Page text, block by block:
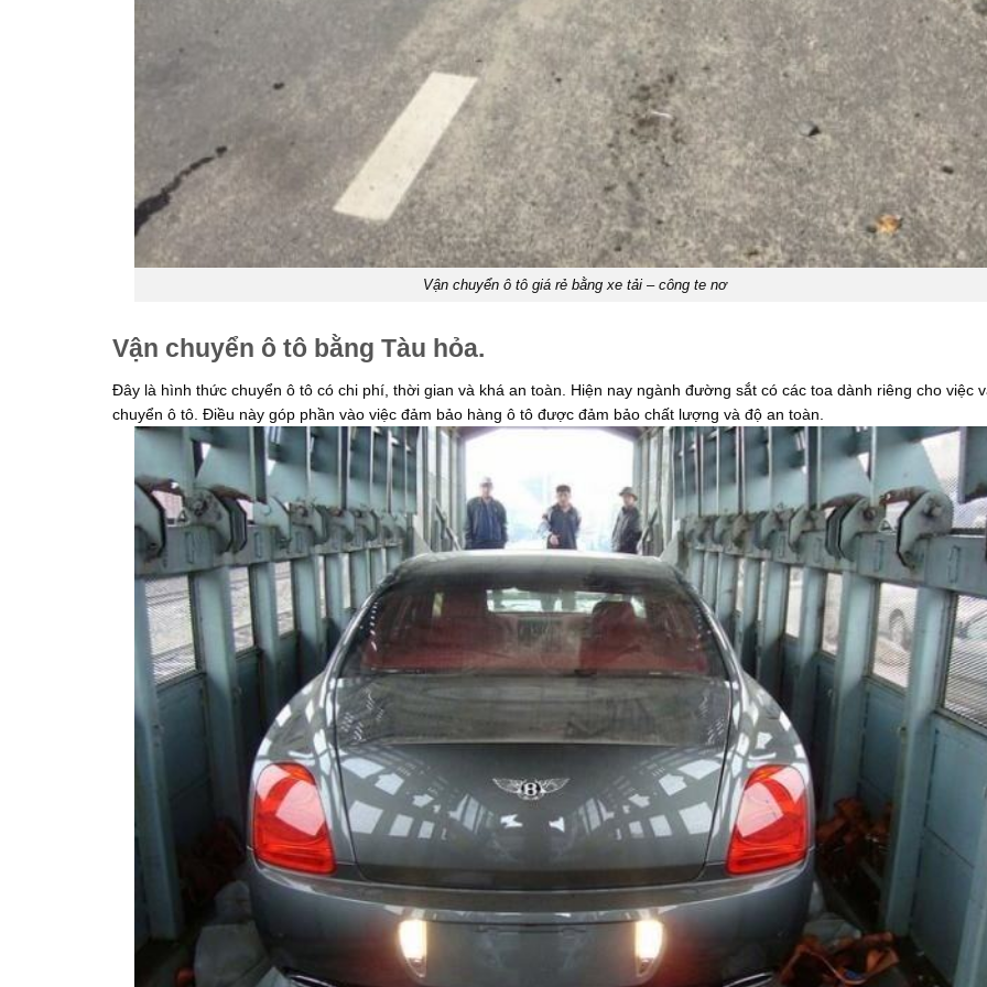
Vận chuyển ô tô giá rẻ bằng xe tải – công te nơ
Vận chuyển ô tô bằng Tàu hỏa.
Đây là hình thức chuyển ô tô có chi phí, thời gian và khá an toàn. Hiện nay ngành đường sắt có các toa dành riêng cho việc
chuyển ô tô. Điều này góp phần vào việc đảm bảo hàng ô tô được đảm bảo chất lượng và độ an toàn.